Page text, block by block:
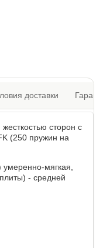
доставки
сторон с
(250 пружин на
мягкая,
- средней